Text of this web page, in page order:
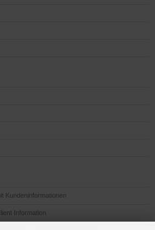
Kundeninformationen
Information